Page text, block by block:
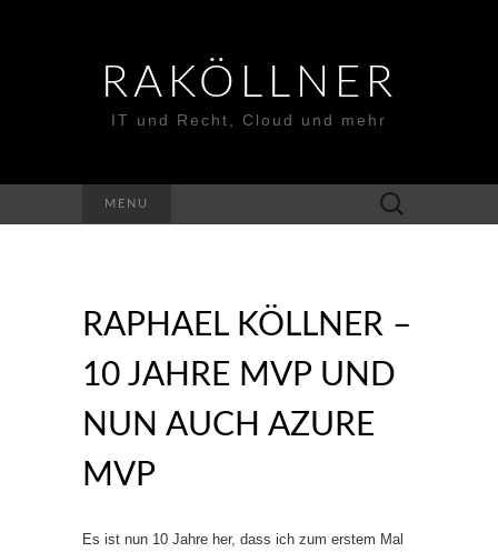
RAKÖLLNER
IT und Recht, Cloud und mehr
MENU
Suchen
nach:
RAPHAEL KÖLLNER –
10 JAHRE MVP UND
NUN AUCH AZURE
MVP
Es ist nun 10 Jahre her, dass ich zum erstem Mal